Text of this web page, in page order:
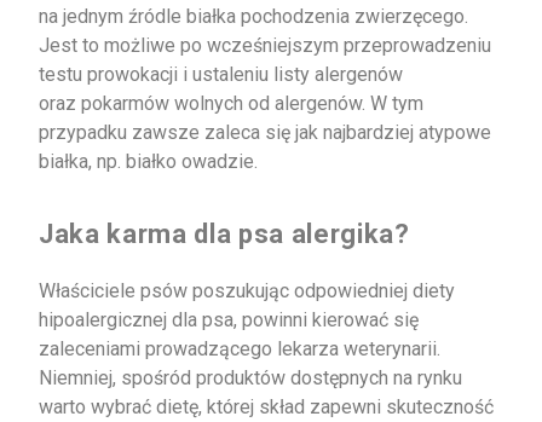
na jednym źródle białka pochodzenia zwierzęcego.
Jest to możliwe po wcześniejszym przeprowadzeniu
testu prowokacji i ustaleniu listy alergenów
oraz pokarmów wolnych od alergenów. W tym
przypadku zawsze zaleca się jak najbardziej atypowe
białka, np. białko owadzie.
Jaka karma dla psa alergika?
Właściciele psów poszukując odpowiedniej diety
hipoalergicznej dla psa, powinni kierować się
zaleceniami prowadzącego lekarza weterynarii.
Niemniej, spośród produktów dostępnych na rynku
warto wybrać dietę, której skład zapewni skuteczność